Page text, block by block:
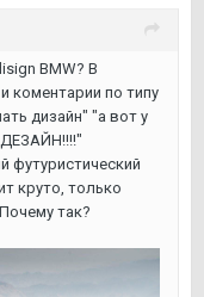
BMW? В
коментарии по типу
дизайн" "а вот у
футуристический
круто, только
так?